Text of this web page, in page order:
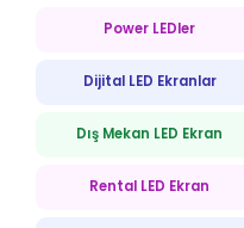
Power LEDler
Dijital LED Ekranlar
Dış Mekan LED Ekran
Rental LED Ekran